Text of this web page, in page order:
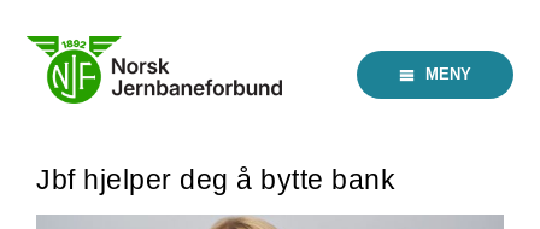
content
MENY
Jbf hjelper deg å bytte bank